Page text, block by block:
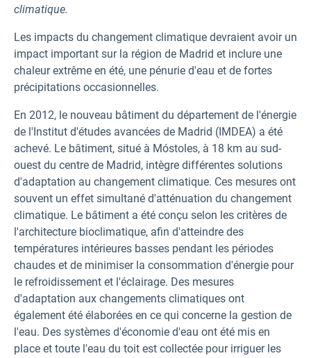
climatique.
Les impacts du changement climatique devraient avoir un
impact important sur la région de Madrid et inclure une
chaleur extrême en été, une pénurie d'eau et de fortes
précipitations occasionnelles.
En 2012, le nouveau bâtiment du département de l'énergie
de l'Institut d'études avancées de Madrid (IMDEA) a été
achevé. Le bâtiment, situé à Móstoles, à 18 km au sud-
ouest du centre de Madrid, intègre différentes solutions
d'adaptation au changement climatique. Ces mesures ont
souvent un effet simultané d'atténuation du changement
climatique. Le bâtiment a été conçu selon les critères de
l'architecture bioclimatique, afin d'atteindre des
températures intérieures basses pendant les périodes
chaudes et de minimiser la consommation d'énergie pour
le refroidissement et l'éclairage. Des mesures
d'adaptation aux changements climatiques ont
également été élaborées en ce qui concerne la gestion de
l'eau. Des systèmes d'économie d'eau ont été mis en
place et toute l'eau du toit est collectée pour irriguer les